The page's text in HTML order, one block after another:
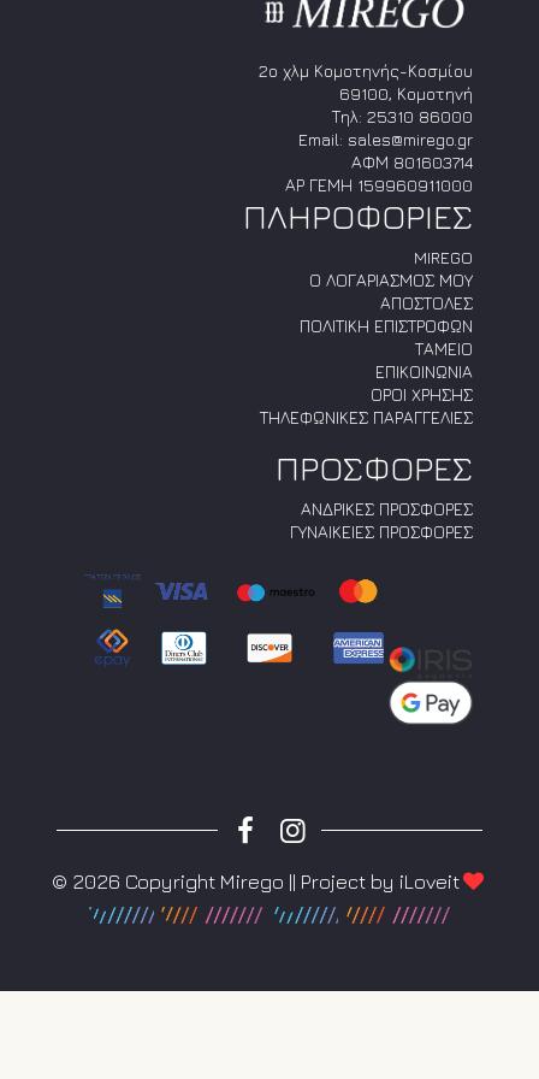
2ο χλμ Κομοτηνής-Κοσμίου
69100, Κομοτηνή
Τηλ: 25310 86000
Email: sales@mirego.gr
ΑΦΜ 801603714
ΑΡ ΓΕΜΗ 159960911000
ΠΛΗΡΟΦΟΡΙΕΣ
MIREGO
Ο ΛΟΓΑΡΙΑΣΜΟΣ ΜΟΥ
ΑΠΟΣΤΟΛΕΣ
ΠΟΛΙΤΙΚΗ ΕΠΙΣΤΡΟΦΩΝ
ΤΑΜΕΙΟ
ΕΠΙΚΟΙΝΩΝΙΑ
ΟΡΟΙ ΧΡΗΣΗΣ
ΤΗΛΕΦΩΝΙΚΕΣ ΠΑΡΑΓΓΕΛΙΕΣ
ΠΡΟΣΦΟΡΕΣ
ΑΝΔΡΙΚΕΣ ΠΡΟΣΦΟΡΕΣ
ΓΥΝΑΙΚΕΙΕΣ ΠΡΟΣΦΟΡΕΣ
© 2026 Copyright Mirego || Project by iLoveit